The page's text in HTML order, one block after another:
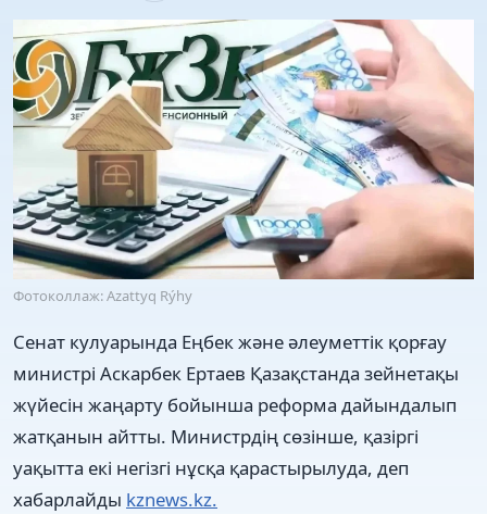
Фотоколлаж: Azattyq Rýhy
Сенат кулуарында Еңбек және әлеуметтік қорғау
министрі Аскарбек Ертаев Қазақстанда зейнетақы
жүйесін жаңарту бойынша реформа дайындалып
жатқанын айтты. Министрдің сөзінше, қазіргі
уақытта екі негізгі нұсқа қарастырылуда, деп
хабарлайды kznews.kz.